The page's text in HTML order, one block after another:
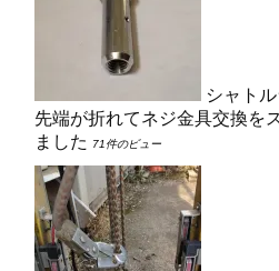
シャト
先端が折れてネジ金具交換を
ました
71件のビュー